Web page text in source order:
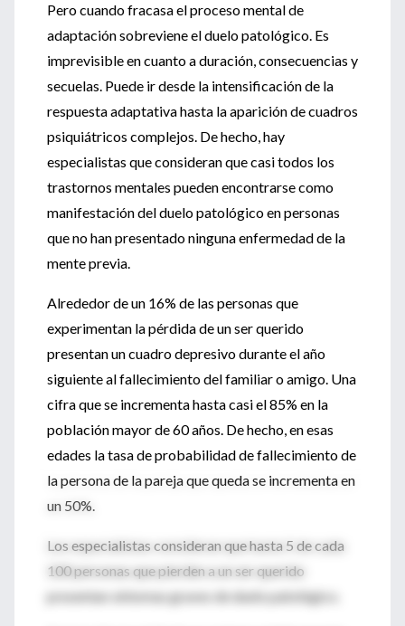
Pero cuando fracasa el proceso mental de
adaptación sobreviene el duelo patológico. Es
imprevisible en cuanto a duración, consecuencias y
secuelas. Puede ir desde la intensificación de la
respuesta adaptativa hasta la aparición de cuadros
psiquiátricos complejos. De hecho, hay
especialistas que consideran que casi todos los
trastornos mentales pueden encontrarse como
manifestación del duelo patológico en personas
que no han presentado ninguna enfermedad de la
mente previa.
Alrededor de un 16% de las personas que
experimentan la pérdida de un ser querido
presentan un cuadro depresivo durante el año
siguiente al fallecimiento del familiar o amigo. Una
cifra que se incrementa hasta casi el 85% en la
población mayor de 60 años. De hecho, en esas
edades la tasa de probabilidad de fallecimiento de
la persona de la pareja que queda se incrementa en
un 50%.
Los especialistas consideran que hasta 5 de cada
100 personas que pierden a un ser querido
presentan síntomas graves de duelo patológico.